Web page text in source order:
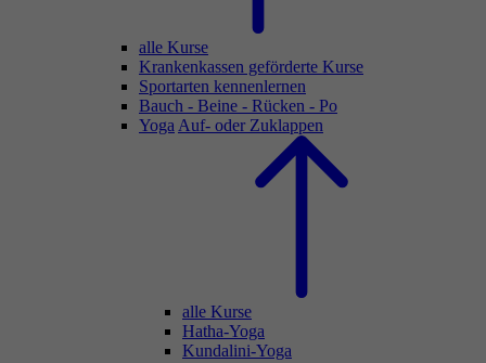
alle Kurse
Krankenkassen geförderte Kurse
Sportarten kennenlernen
Bauch - Beine - Rücken - Po
Yoga Auf- oder Zuklappen
alle Kurse
Hatha-Yoga
Kundalini-Yoga